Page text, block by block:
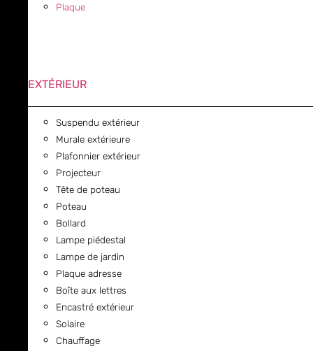
Plaque
EXTÉRIEUR
Suspendu extérieur
Murale extérieure
Plafonnier extérieur
Projecteur
Tête de poteau
Poteau
Bollard
Lampe piédestal
Lampe de jardin
Plaque adresse
Boîte aux lettres
Encastré extérieur
Solaire
Chauffage